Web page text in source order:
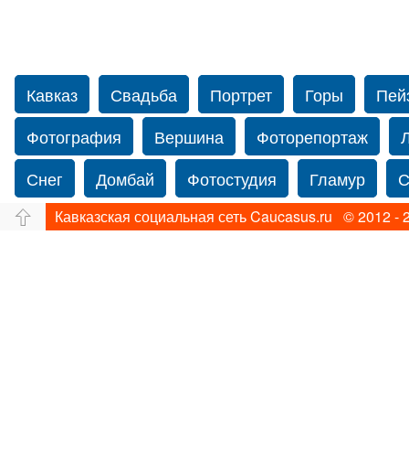
Кавказ Свадьба Портрет Горы
Фотография
Вершина Фоторепортаж
Снег
Домбай Фотостудия Гламур
Путешествие
Перевал Ущелье
Кавказская социальная сеть Caucasus.ru © 2012 -